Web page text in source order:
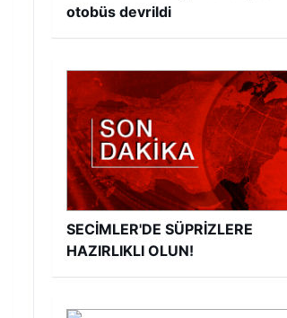
otobüs devrildi
SECİMLER'DE SÜPRİZLERE
HAZIRLIKLI OLUN!